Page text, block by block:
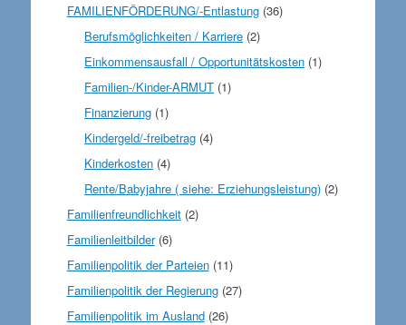
FAMILIENFÖRDERUNG/-Entlastung(36)
Berufsmöglichkeiten / Karriere (2)
Einkommensausfall / Opportunitätskosten (1)
Familien-/Kinder-ARMUT (1)
Finanzierung (1)
Kindergeld/-freibetrag (4)
Kinderkosten (4)
Rente/Babyjahre ( siehe: Erziehungsleistung) (2)
Familienfreundlichkeit(2)
Familienleitbilder(6)
Familienpolitik der Parteien(11)
Familienpolitik der Regierung(27)
Familienpolitik im Ausland(26)